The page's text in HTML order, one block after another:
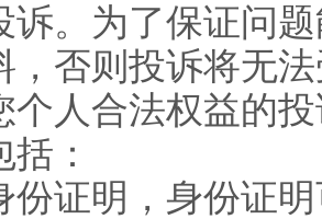
诉。为了保证问
，否则投诉将无
个人合法权益的
：
份证明，身份证